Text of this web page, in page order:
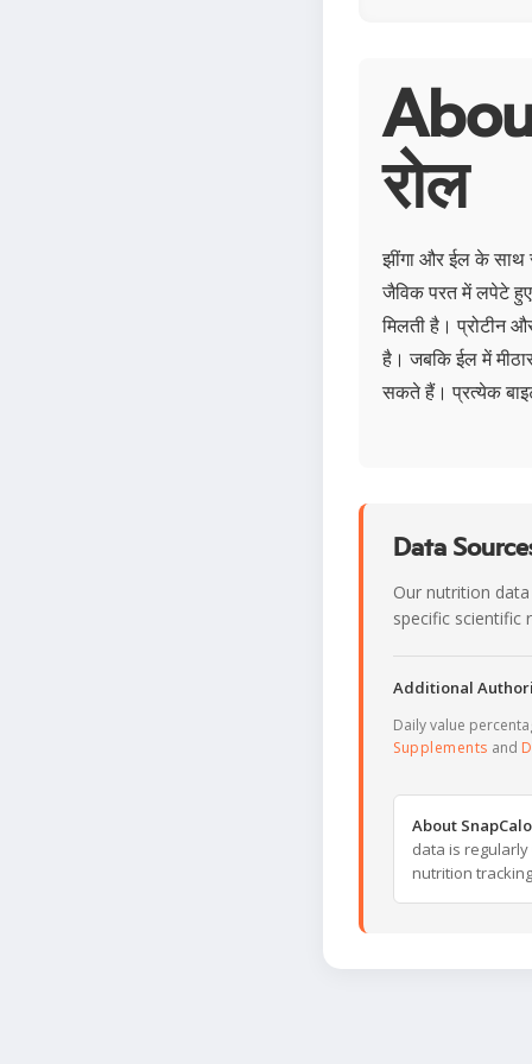
रोल
झींगा और ईल के साथ
जैविक परत में लपेटे
मिलती है। प्रोटीन
है। जबकि ईल में
सकते हैं। प्रत्येक
Data
Our nutrition
specific scientific
Additional
Daily value
Supplements and
About
data is
nutrition